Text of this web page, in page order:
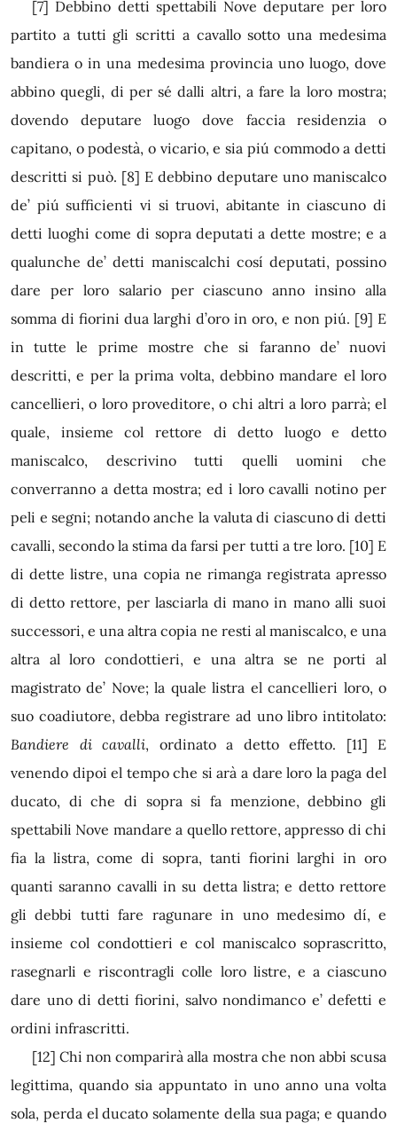
[7] Debbino detti spettabili Nove deputare per loro
partito a tutti gli scritti a cavallo sotto una medesima
bandiera o in una medesima provincia uno luogo, dove
abbino quegli, di per sé dalli altri, a fare la loro mostra;
dovendo deputare luogo dove faccia residenzia o
capitano, o podestà, o vicario, e sia piú commodo a detti
descritti si può. [8] E debbino deputare uno maniscalco
de’ piú sufficienti vi si truovi, abitante in ciascuno di
detti luoghi come di sopra deputati a dette mostre; e a
qualunche de’ detti maniscalchi cosí deputati, possino
dare per loro salario per ciascuno anno insino alla
somma di fiorini dua larghi d’oro in oro, e non piú. [9] E
in tutte le prime mostre che si faranno de’ nuovi
descritti, e per la prima volta, debbino mandare el loro
cancellieri, o loro proveditore, o chi altri a loro parrà; el
quale, insieme col rettore di detto luogo e detto
maniscalco, descrivino tutti quelli uomini che
converranno a detta mostra; ed i loro cavalli notino per
peli e segni; notando anche la valuta di ciascuno di detti
cavalli, secondo la stima da farsi per tutti a tre loro. [10] E
di dette listre, una copia ne rimanga registrata apresso
di detto rettore, per lasciarla di mano in mano alli suoi
successori, e una altra copia ne resti al maniscalco, e una
altra al loro condottieri, e una altra se ne porti al
magistrato de’ Nove; la quale listra el cancellieri loro, o
suo coadiutore, debba registrare ad uno libro intitolato:
Bandiere di cavalli, ordinato a detto effetto. [11] E
venendo dipoi el tempo che si arà a dare loro la paga del
ducato, di che di sopra si fa menzione, debbino gli
spettabili Nove mandare a quello rettore, appresso di chi
fia la listra, come di sopra, tanti fiorini larghi in oro
quanti saranno cavalli in su detta listra; e detto rettore
gli debbi tutti fare ragunare in uno medesimo dí, e
insieme col condottieri e col maniscalco soprascritto,
rasegnarli e riscontragli colle loro listre, e a ciascuno
dare uno di detti fiorini, salvo nondimanco e’ defetti e
ordini infrascritti.
[12] Chi non comparirà alla mostra che non abbi scusa
legittima, quando sia appuntato in uno anno una volta
sola, perda el ducato solamente della sua paga; e quando